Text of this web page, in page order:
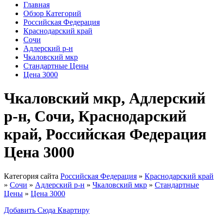
Главная
Обзор Категорий
Российская Федерация
Краснодарский край
Сочи
Адлерский р-н
Чкаловский мкр
Стандартные Цены
Цена 3000
Чкаловский мкр, Адлерский
р-н, Сочи, Краснодарский
край, Российская Федерация
Цена 3000
Категория сайта Российская Федерация » Краснодарский край
» Сочи » Адлерский р-н » Чкаловский мкр » Стандартные
Цены » Цена 3000
Добавить Сюда Квартиру